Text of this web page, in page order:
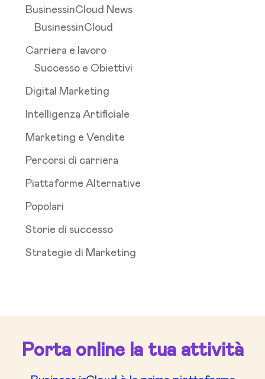
BusinessinCloud News
BusinessinCloud
Carriera e lavoro
Successo e Obiettivi
Digital Marketing
Intelligenza Artificiale
Marketing e Vendite
Percorsi di carriera
Piattaforme Alternative
Popolari
Storie di successo
Strategie di Marketing
Porta online la tua attività